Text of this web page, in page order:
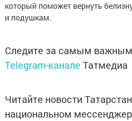
который поможет вернуть
и подушкам.
Следите за самым
Telegram-канале Татмедиа
Читайте новости
национальном